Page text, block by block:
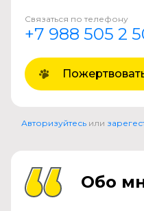
Связаться по телефону
+7 988 505 2
Авторизуйтесь или
Обо